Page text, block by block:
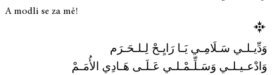
A modli se za mě!
وَدِّيـلـي سَـلَامِـي يَـا رَايِـحْ لِـلـحَـرَم
وَادْعـيـلـي وَسَـلِّـمْـلـي عَـلَـى هَـادِي الأُمَـمْ